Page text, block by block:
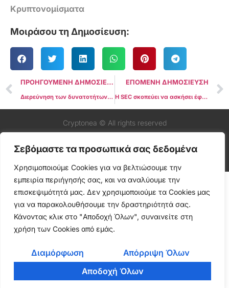
Σεβόμαστε τα προσωπικά σας δεδομένα
Χρησιμοποιούμε Cookies για να βελτιώσουμε την
εμπειρία περιήγησής σας, και να αναλύουμε την
επισκεψιμότητά μας. Δεν χρησιμοποιούμε τα Cookies μας
για να παρακολουθήσουμε την δραστηριότητά σας.
Κάνοντας κλικ στο "Αποδοχή Όλων", συναινείτε στη
χρήση των Cookies από εμάς.
Διαμόρφωση
Απόρριψη Όλων
Αποδοχή Όλων
Κρυπτονομίσματα
Μοιράσου τη Δημοσίευση:
ΠΡΟΗΓΟΥΜΕΝΗ ΔΗΜΟΣΙΕΥΣΗ
Διερεύνηση των δυνατοτήτων: Μια ματιά στην επίσημη έναρξη του Base Network και τη χρήση του
ΕΠΟΜΕΝΗ ΔΗΜΟΣΙΕΥΣΗ
Η SEC σκοπεύει να ασκήσει έφεση και να αναστείλει την τρέχουσα δικαστική υπόθεση της Ripple Labs
Cryptonea © All rights reserved